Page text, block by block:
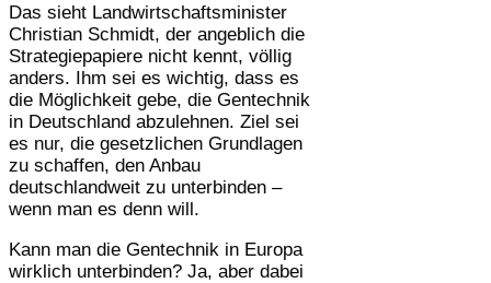
Das sieht Landwirtschaftsminister
Christian Schmidt, der angeblich die
Strategiepapiere nicht kennt, völlig
anders. Ihm sei es wichtig, dass es
die Möglichkeit gebe, die Gentechnik
in Deutschland abzulehnen. Ziel sei
es nur, die gesetzlichen Grundlagen
zu schaffen, den Anbau
deutschlandweit zu unterbinden –
wenn man es denn will.
Kann man die Gentechnik in Europa
wirklich unterbinden? Ja, aber dabei